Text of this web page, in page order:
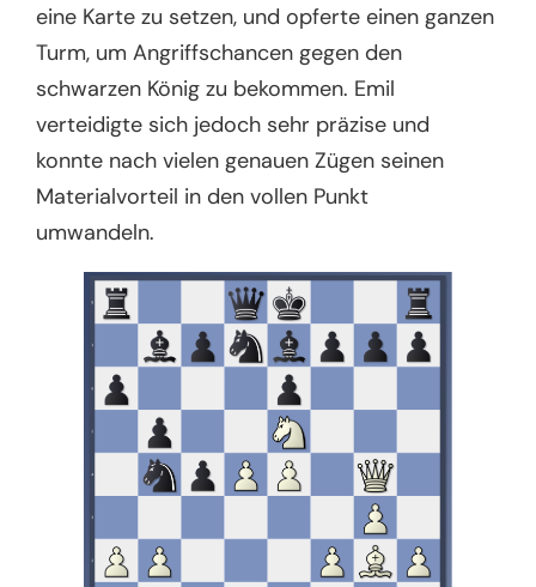
eine Karte zu setzen, und opferte einen ganzen
Turm, um Angriffschancen gegen den
schwarzen König zu bekommen. Emil
verteidigte sich jedoch sehr präzise und
konnte nach vielen genauen Zügen seinen
Materialvorteil in den vollen Punkt
umwandeln.